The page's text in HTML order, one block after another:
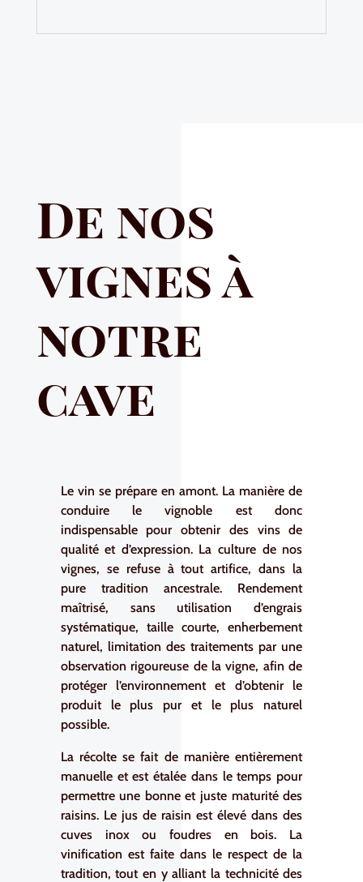
De nos
vignes à
notre
cave
Le vin se prépare en amont. La manière de
conduire le vignoble est donc
indispensable pour obtenir des vins de
qualité et d’expression. La culture de nos
vignes, se refuse à tout artifice, dans la
pure tradition ancestrale. Rendement
maîtrisé, sans utilisation d’engrais
systématique, taille courte, enherbement
naturel, limitation des traitements par une
observation rigoureuse de la vigne, afin de
protéger l’environnement et d’obtenir le
produit le plus pur et le plus naturel
possible.
La récolte se fait de manière entièrement
manuelle et est étalée dans le temps pour
permettre une bonne et juste maturité des
raisins. Le jus de raisin est élevé dans des
cuves inox ou foudres en bois. La
vinification est faite dans le respect de la
tradition, tout en y alliant la technicité des